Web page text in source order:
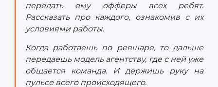
передать ему офферы всех ребят.
Рассказать про каждого, ознакомив с их
условиями работы.
Когда работаешь по ревшаре, то дальше
передаешь модель агентству, где с ней уже
общается команда. И держишь руку на
пульсе всего происходящего.